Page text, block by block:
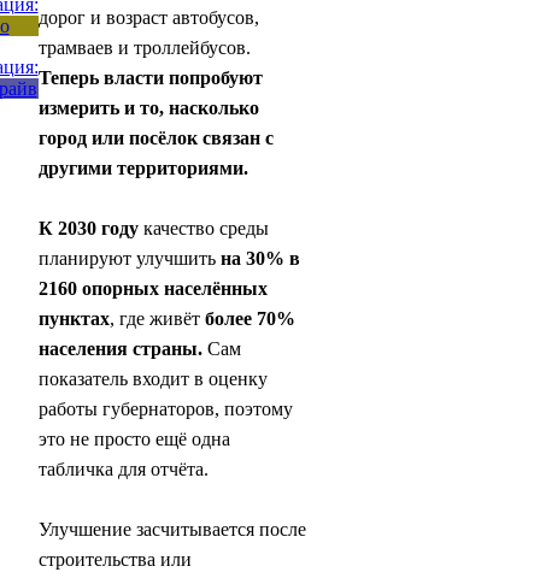
дорог и возраст автобусов,
трамваев и троллейбусов.
Теперь власти попробуют
измерить и то, насколько
город или посёлок связан с
другими территориями.
К 2030 годукачество среды
планируют улучшить на 30% в
2160 опорных населённых
пунктах, где живётболее 70%
населения страны. Сам
показатель входит в оценку
работы губернаторов, поэтому
это не просто ещё одна
табличка для отчёта.
Улучшение засчитывается после
строительства или